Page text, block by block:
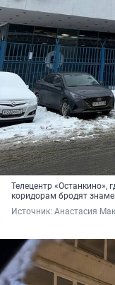
Телецентр
коридорам бродят
Источник: Анастасия